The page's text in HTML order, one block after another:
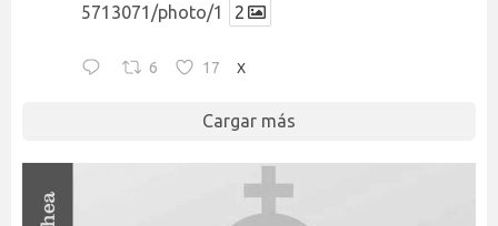
5713071/photo/1
2
6 17 X
Cargar más